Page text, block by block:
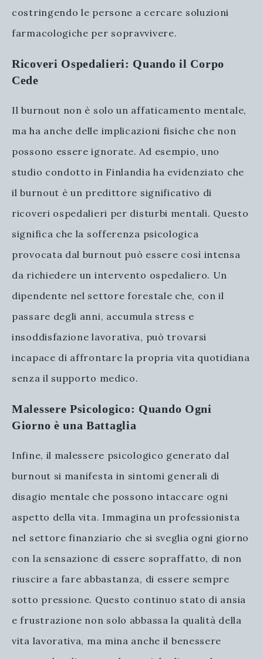
costringendo le persone a cercare soluzioni
farmacologiche per sopravvivere.
Ricoveri Ospedalieri: Quando il Corpo
Cede
Il burnout non è solo un affaticamento mentale,
ma ha anche delle implicazioni fisiche che non
possono essere ignorate. Ad esempio, uno
studio condotto in Finlandia ha evidenziato che
il burnout è un predittore significativo di
ricoveri ospedalieri per disturbi mentali. Questo
significa che la sofferenza psicologica
provocata dal burnout può essere così intensa
da richiedere un intervento ospedaliero. Un
dipendente nel settore forestale che, con il
passare degli anni, accumula stress e
insoddisfazione lavorativa, può trovarsi
incapace di affrontare la propria vita quotidiana
senza il supporto medico.
Malessere Psicologico: Quando Ogni
Giorno è una Battaglia
Infine, il malessere psicologico generato dal
burnout si manifesta in sintomi generali di
disagio mentale che possono intaccare ogni
aspetto della vita. Immagina un professionista
nel settore finanziario che si sveglia ogni giorno
con la sensazione di essere sopraffatto, di non
riuscire a fare abbastanza, di essere sempre
sotto pressione. Questo continuo stato di ansia
e frustrazione non solo abbassa la qualità della
vita lavorativa, ma mina anche il benessere